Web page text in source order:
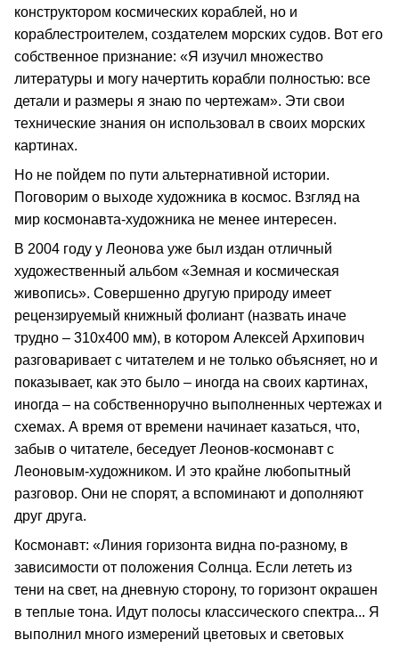
конструктором космических кораблей, но и
кораблестроителем, создателем морских судов. Вот его
собственное признание: «Я изучил множество
литературы и могу начертить корабли полностью: все
детали и размеры я знаю по чертежам». Эти свои
технические знания он использовал в своих морских
картинах.
Но не пойдем по пути альтернативной истории.
Поговорим о выходе художника в космос. Взгляд на
мир космонавта-художника не менее интересен.
В 2004 году у Леонова уже был издан отличный
художественный альбом «Земная и космическая
живопись». Совершенно другую природу имеет
рецензируемый книжный фолиант (назвать иначе
трудно – 310х400 мм), в котором Алексей Архипович
разговаривает с читателем и не только объясняет, но и
показывает, как это было – иногда на своих картинах,
иногда – на собственноручно выполненных чертежах и
схемах. А время от времени начинает казаться, что,
забыв о читателе, беседует Леонов-космонавт с
Леоновым-художником. И это крайне любопытный
разговор. Они не спорят, а вспоминают и дополняют
друг друга.
Космонавт: «Линия горизонта видна по-разному, в
зависимости от положения Солнца. Если лететь из
тени на свет, на дневную сторону, то горизонт окрашен
в теплые тона. Идут полосы классического спектра... Я
выполнил много измерений цветовых и световых